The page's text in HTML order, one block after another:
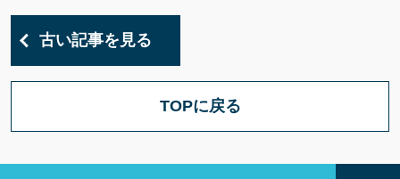
古い記事を見る
TOPに戻る